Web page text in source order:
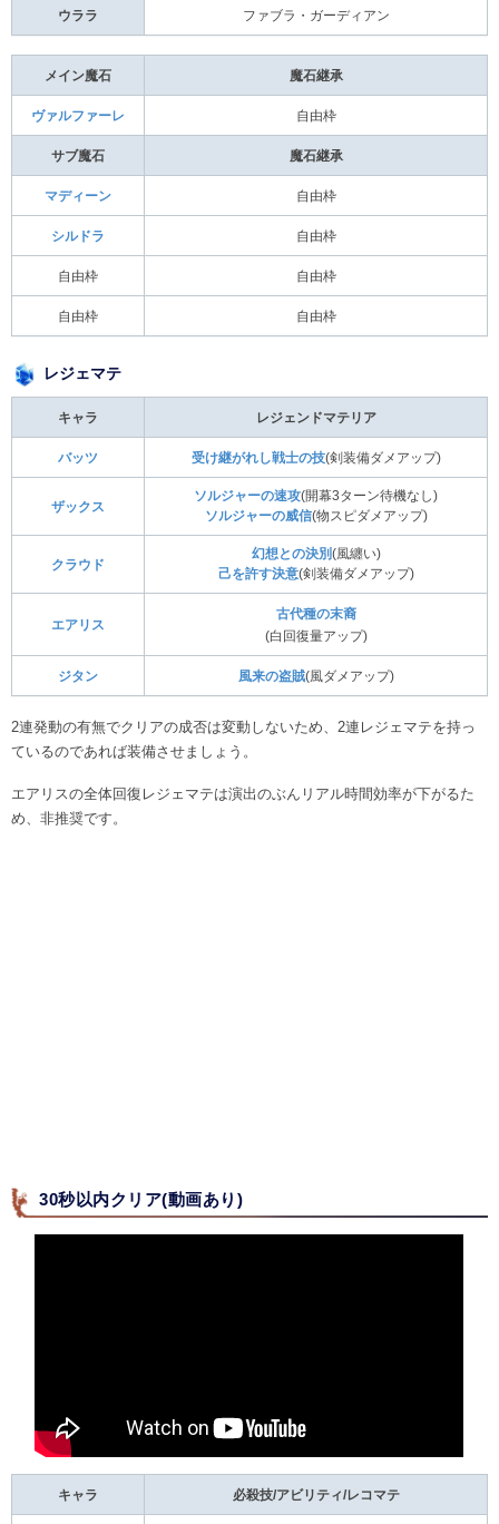
ウララ ファブラ・ガーディアン
メイン魔石 魔石継承
ヴァルファーレ 自由枠
サブ魔石 魔石継承
マディーン 自由枠
シルドラ 自由枠
自由枠 自由枠
自由枠 自由枠
レジェマテ
キャラ レジェンドマテリア
バッツ 受け継がれし戦士の技(剣装備ダメアップ)
ザックス
ソルジャーの速攻(開幕3ターン待機なし)
ソルジャーの威信(物スピダメアップ)
クラウド
幻想との決別(風纏い)
己を許す決意(剣装備ダメアップ)
エアリス
古代種の末裔
(白回復量アップ)
ジタン 風来の盗賊(風ダメアップ)
2連発動の有無でクリアの成否は変動しないため、2連レジェマテを持っ
ているのであれば装備させましょう。
エアリスの全体回復レジェマテは演出のぶんリアル時間効率が下がるた
め、非推奨です。
30秒以内クリア(動画あり)
キャラ 必殺技/アビリティ/レコマテ